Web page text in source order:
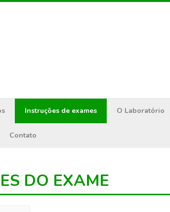
Instruções de exames O Laboratório
Contato
DO EXAME